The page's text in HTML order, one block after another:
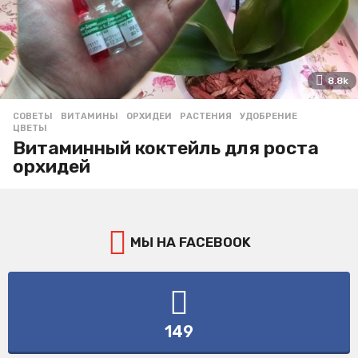
8.8k
СОВЕТЫ ВИТАМИНЫ ,ОРХИДЕИ ,РАСТЕНИЯ ,УДОБРЕНИЕ
ЦВЕТЫ
Витаминный коктейль для роста
орхидей
МЫ НА FACEBOOK
149